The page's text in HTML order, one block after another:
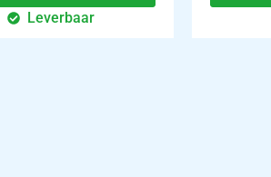
Leverbaar